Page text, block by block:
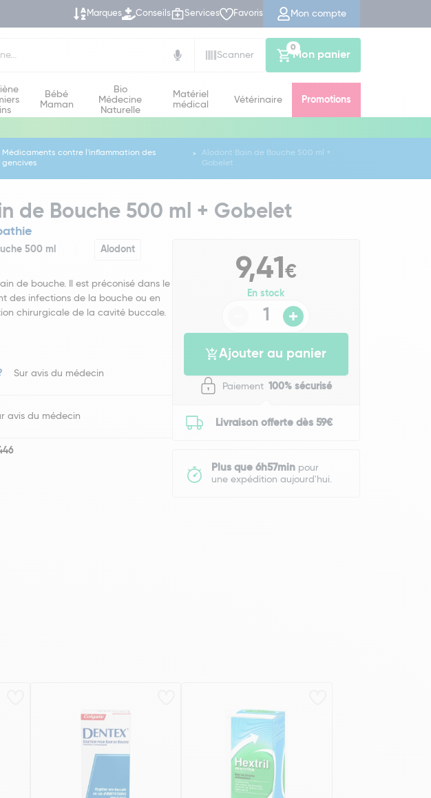
Marques Conseils Services Favoris Mon compte
Scanner
Mon panier
0
Bébé
Maman
Bio
Médecine
Naturelle
Matériel
médical
Vétérinaire Promotions
Médicaments contre l'inflammation des
gencives
Alodont Bain de Bouche 500 ml +
Gobelet
de Bouche 500 ml + Gobelet
500 ml Alodont
de bouche. Il est préconisé dans le
des infections de la bouche ou en
chirurgicale de la cavité buccale.
Sur avis du médecin
avis du médecin
9,41€
En stock
Ajouter au panier
Paiement 100% sécurisé
Livraison offerte dès 59€
Plus que 6h57minpour
une expédition aujourd'hui.